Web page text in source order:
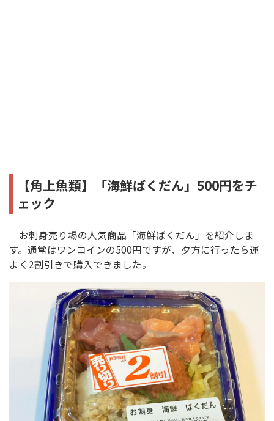
【角上魚類】「海鮮ばくだん」500円をチ
ェック
お刺身売り場の人気商品「海鮮ばくだん」を紹介しま
す。通常はワンコインの500円ですが、夕方に行ったら運
よく2割引きで購入できました。